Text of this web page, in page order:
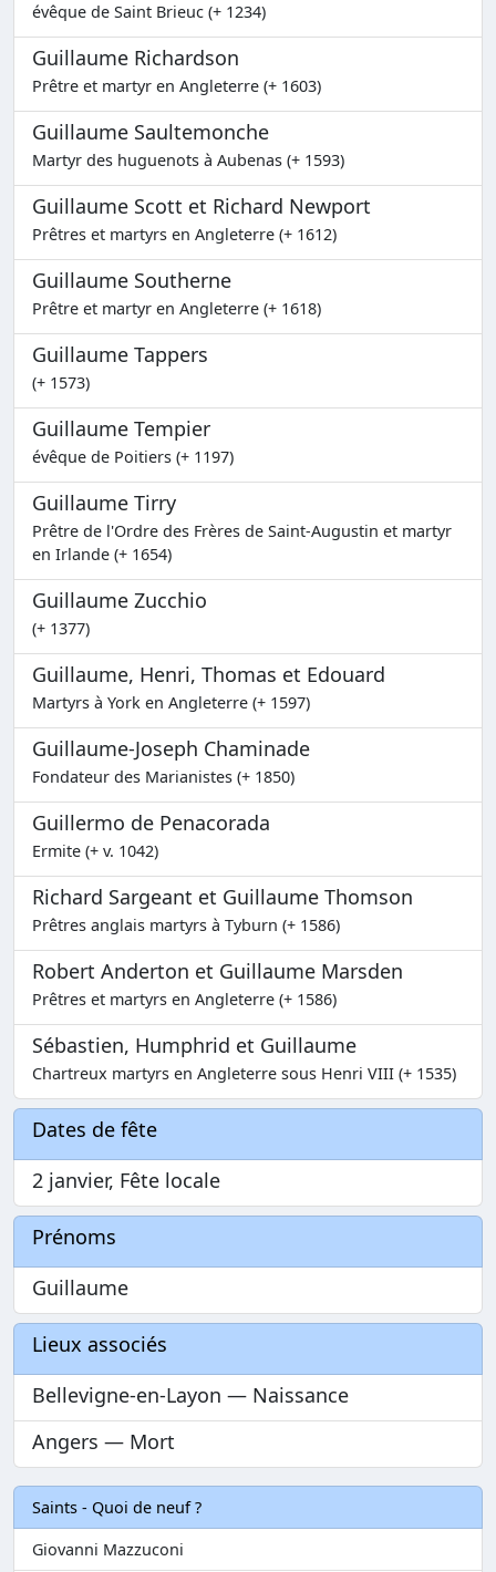
évêque de Saint Brieuc (+ 1234)
Guillaume Richardson
Prêtre et martyr en Angleterre (+ 1603)
Guillaume Saultemonche
Martyr des huguenots à Aubenas (+ 1593)
Guillaume Scott et Richard Newport
Prêtres et martyrs en Angleterre (+ 1612)
Guillaume Southerne
Prêtre et martyr en Angleterre (+ 1618)
Guillaume Tappers
(+ 1573)
Guillaume Tempier
évêque de Poitiers (+ 1197)
Guillaume Tirry
Prêtre de l'Ordre des Frères de Saint-Augustin et martyr
en Irlande (+ 1654)
Guillaume Zucchio
(+ 1377)
Guillaume, Henri, Thomas et Edouard
Martyrs à York en Angleterre (+ 1597)
Guillaume-Joseph Chaminade
Fondateur des Marianistes (+ 1850)
Guillermo de Penacorada
Ermite (+ v. 1042)
Richard Sargeant et Guillaume Thomson
Prêtres anglais martyrs à Tyburn (+ 1586)
Robert Anderton et Guillaume Marsden
Prêtres et martyrs en Angleterre (+ 1586)
Sébastien, Humphrid et Guillaume
Chartreux martyrs en Angleterre sous Henri VIII (+ 1535)
Dates de fête
2 janvier, Fête locale
Prénoms
Guillaume
Lieux associés
Bellevigne-en-Layon — Naissance
Angers — Mort
Saints - Quoi de neuf ?
Giovanni Mazzuconi